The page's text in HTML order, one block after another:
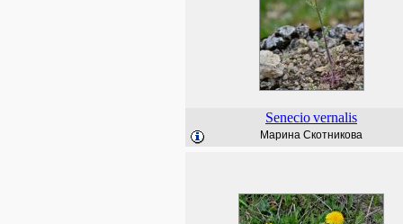
Seneciovernalis
Марина Скотникова